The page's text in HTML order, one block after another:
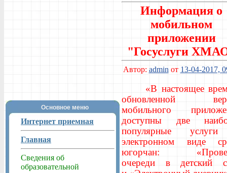
Основное меню
Интернет приемная
Главная
Сведения об
образовательной
Информация о
мобильном
приложении
"Госуслуги
Автор: admin от 13-04-2017,
«В настоящее
обновленной
мобильного
доступны две
популярные
электронном виде
югорчан:
очереди в детский